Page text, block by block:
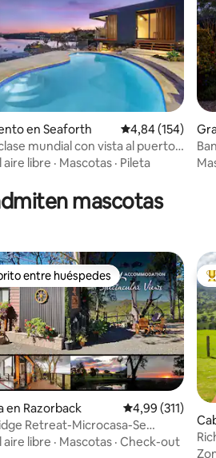
5,0 de 5. 112 evaluaciones
en Seaforth Calificación
4,84 (154)
mundial con vista al puerto y
en Manly
aire libre · Mascotas · Pileta
mascotas
entre los huéspedes más destacados
entre huéspedes
en Razorback Calificación
4,99 (311)
Retreat-Microcasa-Se
mascotas-Vistas
aire libre · Mascotas · Check-out
au